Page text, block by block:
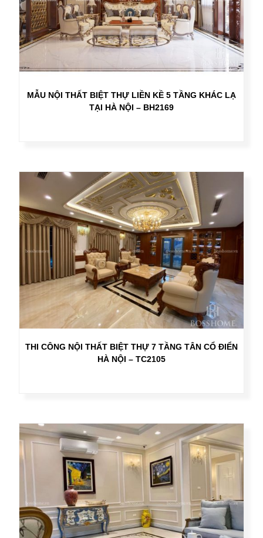
MẪU NỘI THẤT BIỆT THỰ LIỀN KỀ 5 TẦNG KHÁC LẠ
TẠI HÀ NỘI – BH2169
THI CÔNG NỘI THẤT BIỆT THỰ 7 TẦNG TÂN CỔ ĐIỂN
HÀ NỘI – TC2105